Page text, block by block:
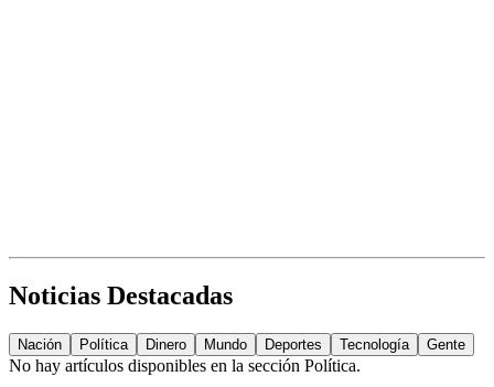
Noticias Destacadas
Nación Política Dinero Mundo Deportes Tecnología Gente
No hay artículos disponibles en la sección Política.